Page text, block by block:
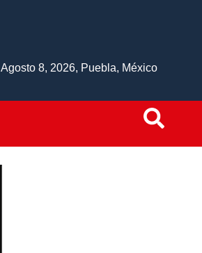
Agosto 8, 2026, Puebla, México